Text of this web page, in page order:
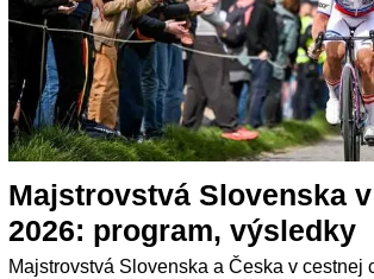
Majstrovstvá Slovenska
2026: program, výsledky
Majstrovstvá Slovenska a Česka v cestnej